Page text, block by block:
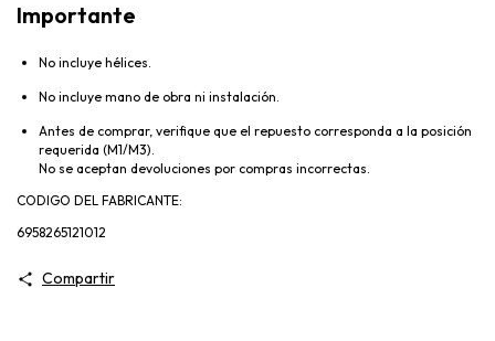
Importante
No incluye hélices.
No incluye mano de obra ni instalación.
Antes de comprar, verifique que el repuesto corresponda a la posición
requerida (M1/M3).
No se aceptan devoluciones por compras incorrectas.
CODIGO DEL FABRICANTE:
6958265121012
Compartir